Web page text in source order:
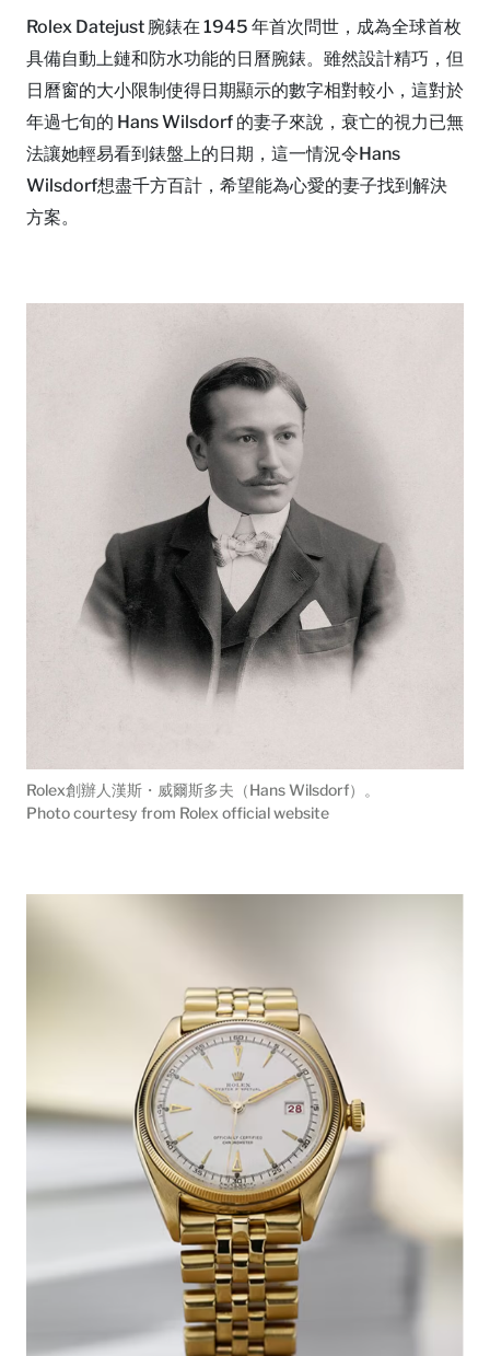
Rolex Datejust 腕錶在 1945 年首次問世，成為全球首枚
具備自動上鏈和防水功能的日曆腕錶。雖然設計精巧，但
日曆窗的大小限制使得日期顯示的數字相對較小，這對於
年過七旬的 Hans Wilsdorf 的妻子來說，衰亡的視力已無
法讓她輕易看到錶盤上的日期，這一情況令Hans
Wilsdorf想盡千方百計，希望能為心愛的妻子找到解決
方案。
Rolex創辦人漢斯・威爾斯多夫（Hans Wilsdorf）。
Photo courtesy from Rolex official website